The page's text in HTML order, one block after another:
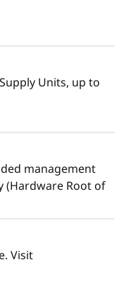
de trabajo
SD530 V3
en
y haga
en el mismo
de
de COLO
de usuarios
virtual
Units, up to
management
(Hardware Root of
Visit